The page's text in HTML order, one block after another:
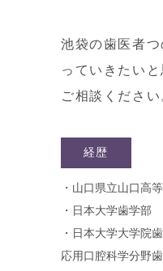
池袋の歯医者
っていきたい
ご相談くださ
経歴
・山口県立山口高
・日本大学歯学部
・日本大学大学院
応用口腔科学分野